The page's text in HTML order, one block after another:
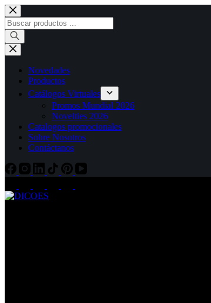
Novedades
Productos
Catálogos Virtuales
Promos Mundial 2026
Novelties 2026
Catalogos promocionales
Sobre Nosotros
Contáctanos